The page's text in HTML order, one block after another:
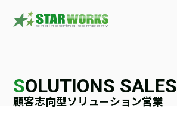
SOLUTIONS SALES
顧客志向型ソリューション営業